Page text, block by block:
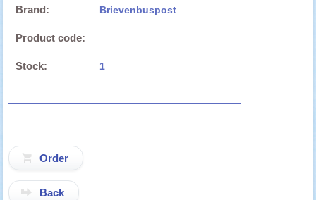
Brand: Brievenbuspost
Product code:
Stock: 1
Back